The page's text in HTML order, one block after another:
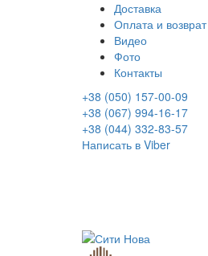
Доставка
Оплата и возврат
Видео
Фото
Контакты
+38 (050) 157-00-09
+38 (067) 994-16-17
+38 (044) 332-83-57
Написать в Viber